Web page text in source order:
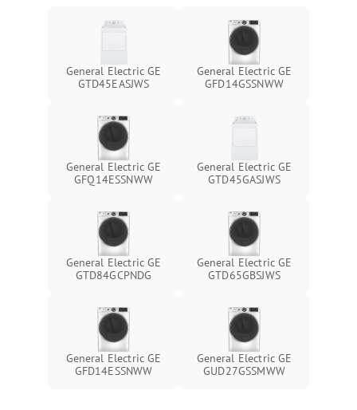
General Electric GE
GTD45EASJWS
General Electric GE
GFD14GSSNWW
General Electric GE
GFQ14ESSNWW
General Electric GE
GTD45GASJWS
General Electric GE
GTD84GCPNDG
General Electric GE
GTD65GBSJWS
General Electric GE
GFD14ESSNWW
General Electric GE
GUD27GSSMWW